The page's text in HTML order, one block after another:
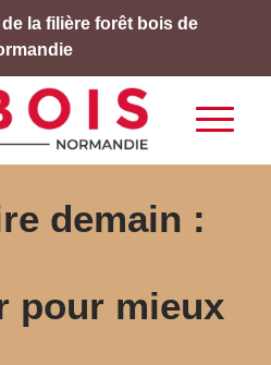
la filière forêt bois de
demain :
pour mieux